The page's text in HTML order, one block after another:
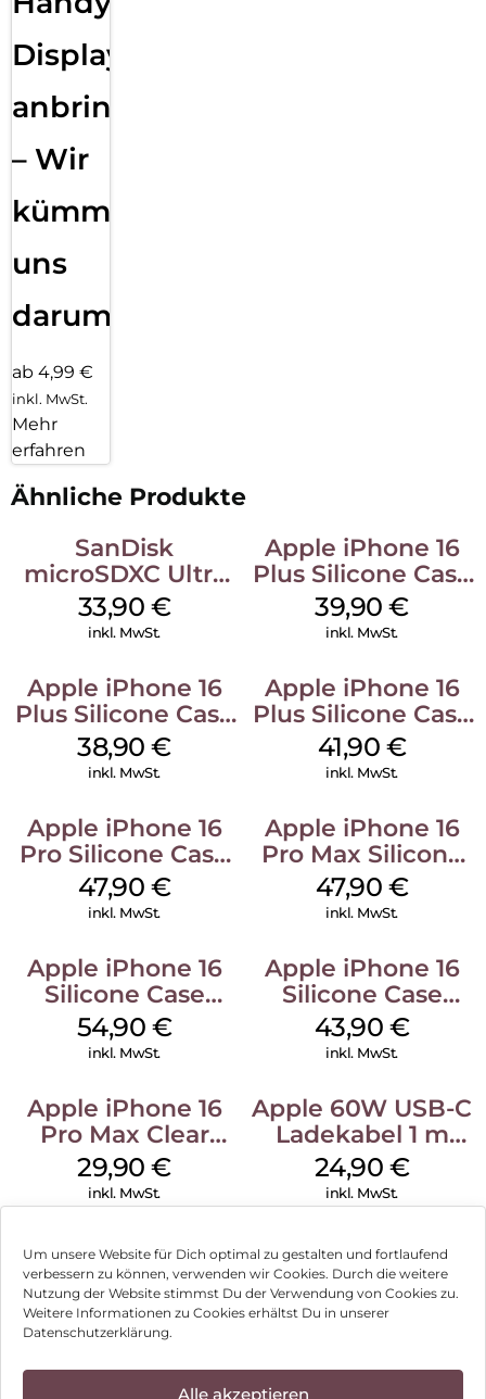
Um unsere Website für Dich optimal zu gestalten und fortlaufend
verbessern zu können, verwenden wir Cookies. Durch die weitere
Nutzung der Website stimmst Du der Verwendung von Cookies zu.
Weitere Informationen zu Cookies erhältst Du in unserer
Datenschutzerklärung.
Alle akzeptieren
Displayfolie
anbringen
– Wir
kümmern
uns
darum!
ab 4,99 €
inkl. MwSt.
Mehr
erfahren
Ähnliche Produkte
SanDisk
microSDXC Ultra
128 GB + Adapter
Mobile
33,90 €
inkl. MwSt.
Apple iPhone 16
Plus Silicone Case
MagSafe Plum
39,90€
inkl. MwSt.
Apple iPhone 16
Plus Silicone Case
MagSafe Denim
38,90€
inkl. MwSt.
Apple iPhone 16
Plus Silicone Case
MagSafe Stone
Gray
41,90 €
inkl. MwSt.
Apple iPhone 16
Pro Silicone Case
MagSafe Denim
47,90 €
inkl. MwSt.
Apple iPhone 16
Pro Max Silicone
Case MagSafe
Black
47,90 €
inkl. MwSt.
Apple iPhone 16
Silicone Case
MagSafe Black
54,90 €
inkl. MwSt.
Apple iPhone 16
Silicone Case
MagSafe Plum
43,90 €
inkl. MwSt.
Apple iPhone 16
Pro Max Clear
Case MagSafe
Transparent
29,90€
inkl. MwSt.
Apple 60W USB-C
Ladekabel 1 m
Weiß
24,90 €
inkl. MwSt.
Impressum